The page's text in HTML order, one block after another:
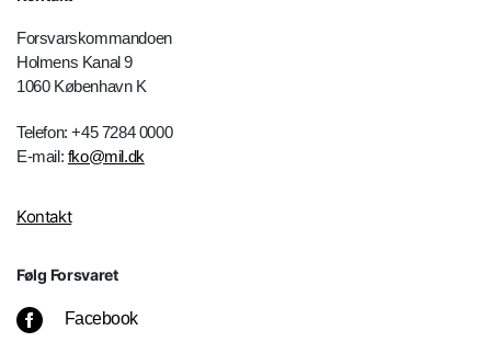
Forsvarskommandoen
Holmens Kanal 9
1060 København K
Telefon: +45 7284 0000
E-mail: fko@mil.dk
Kontakt
Følg Forsvaret
Facebook